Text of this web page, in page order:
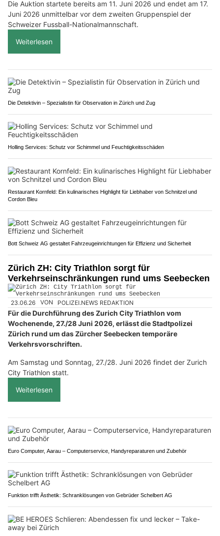
Die Auktion startete bereits am 11. Juni 2026 und endet am 17.
Juni 2026 unmittelbar vor dem zweiten Gruppenspiel der
Schweizer Fussball-Nationalmannschaft.
Weiterlesen
Die Detektivin – Spezialistin für Observation in Zürich und Zug
Holling Services: Schutz vor Schimmel und Feuchtigkeitsschäden
Restaurant Kornfeld: Ein kulinarisches Highlight für Liebhaber von Schnitzel und
Cordon Bleu
Bott Schweiz AG gestaltet Fahrzeugeinrichtungen für Effizienz und Sicherheit
Zürich ZH: City Triathlon sorgt für
Verkehrseinschränkungen rund ums Seebecken
23.06.26 VON POLIZEI.NEWS REDAKTION
Für die Durchführung des Zurich City Triathlon vom
Wochenende, 27./28 Juni 2026, erlässt die Stadtpolizei
Zürich rund um das Zürcher Seebecken temporäre
Verkehrsvorschriften.
Am Samstag und Sonntag, 27./28. Juni 2026 findet der Zurich
City Triathlon statt.
Weiterlesen
Euro Computer, Aarau – Computerservice, Handyreparaturen und Zubehör
Funktion trifft Ästhetik: Schranklösungen von Gebrüder Schelbert AG